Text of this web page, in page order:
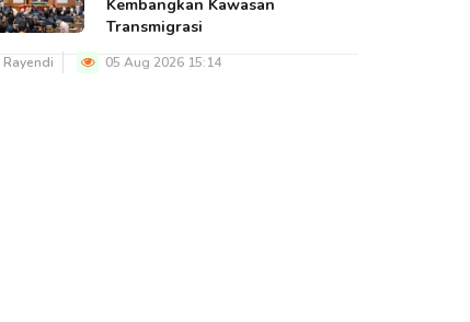
Kembangkan Kawasan
Transmigrasi
Rayendi 05 Aug 2026 15:14